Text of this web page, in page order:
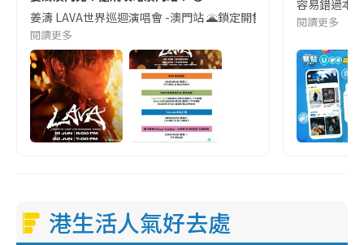
姜濤 LAVA世界巡迴演唱會 -澳門站 🌋鎖定開售時間|《LAVA》
閱讀更多
容易錯過本
閱讀更多
港生活人氣好去處